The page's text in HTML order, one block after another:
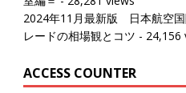
ACCESS COUNTER
今日の閲覧数: